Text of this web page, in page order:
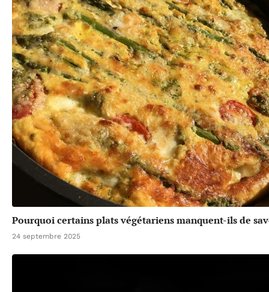
Pourquoi certains plats végétariens manquent-ils de
24 septembre 2025